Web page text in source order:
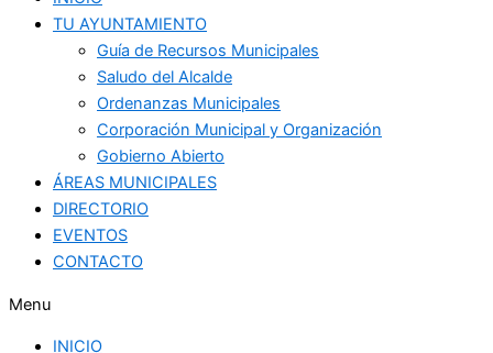
TU AYUNTAMIENTO
Guía de Recursos Municipales
Saludo del Alcalde
Ordenanzas Municipales
Corporación Municipal y Organización
Gobierno Abierto
ÁREAS MUNICIPALES
DIRECTORIO
EVENTOS
CONTACTO
Menu
INICIO